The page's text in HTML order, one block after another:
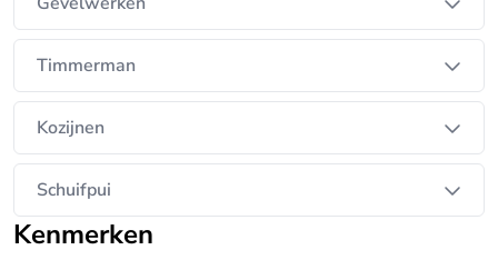
Timmerman
Kozijnen
Schuifpui
Kenmerken